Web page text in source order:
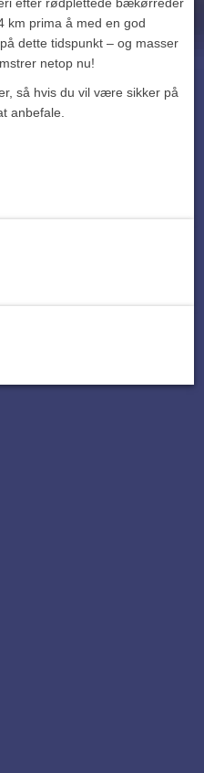
km prima å med en god
dette tidspunkt – og masser
netop nu!
så hvis du vil være sikker på
anbefale.